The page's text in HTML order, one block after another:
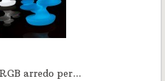
arredo per...